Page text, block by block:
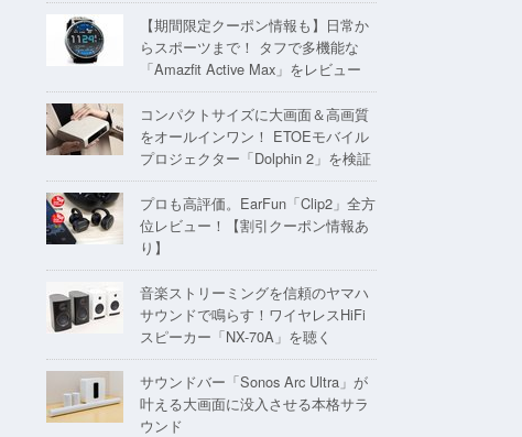
【期間限定クーポン情報も】日常か
らスポーツまで！ タフで多機能な
「Amazfit Active Max」をレビュー
コンパクトサイズに大画面＆高画質
をオールインワン！ ETOEモバイル
プロジェクター「Dolphin 2」を検証
プロも高評価。EarFun「Clip2」全方
位レビュー！【割引クーポン情報あ
り】
音楽ストリーミングを信頼のヤマハ
サウンドで鳴らす！ワイヤレスHiFi
スピーカー「NX-70A」を聴く
サウンドバー「Sonos Arc Ultra」が
叶える大画面に没入させる本格サラ
ウンド